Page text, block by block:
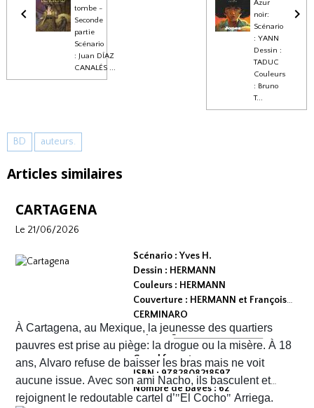
tombe -
Seconde
partie
Scénario
: Juan DÍAZ
CANALÉS ...
Azur
noir:
Scénario
: YANN
Dessin :
TADUC
Couleurs
: Bruno
T...
BD auteurs.
Articles similaires
CARTAGENA
Le 21/06/2026
Scénario : Yves H.
Dessin : HERMANN
Couleurs : HERMANN
Couverture : HERMANN et François
CERMINARO
Dépot légal : avril 2026
Editeur :
Grand format
ISBN : 9782808218597
Nombre de pages : 62
À Cartagena, au Mexique, la jeunesse des quartiers
pauvres est prise au piège: la drogue ou la misère. À 18
ans, Alvaro refuse de baisser les bras mais ne voit
aucune issue. Avec son ami Nacho, ils basculent et
rejoignent le redoutable cartel d’"El Cocho" Arriega.